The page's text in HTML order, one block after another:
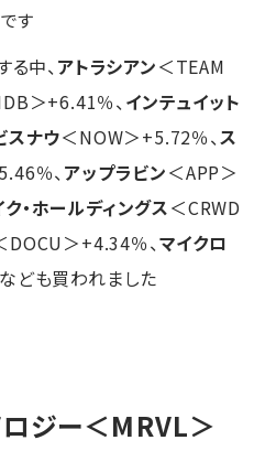
す
中、 アトラシアン＜TEAM
＞+6.41％、 インテュイット
スナウ＜NOW＞+5.72％、ス
％、 アップラビン＜APP＞
・ホールディングス＜CRWD
DOCU＞+4.34％、マイクロ
ども買われました
ジー＜MRVL＞